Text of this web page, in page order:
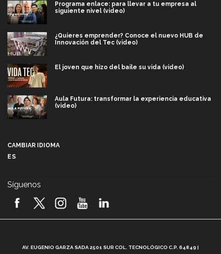
Programa enlace: para llevar a tu empresa al
siguiente nivel (video)
¿Quieres emprender? Conoce el nuevo HUB de
Innovación del Tec (video)
El joven que hizo del baile su vida (video)
Aula Futura: transformar la experiencia educativa
(video)
2026! (video)
CAMBIAR IDIOMA
ES
Síguenos
AV. EUGENIO GARZA SADA 2501 SUR COL. TECNOLÓGICO C.P. 64849 |